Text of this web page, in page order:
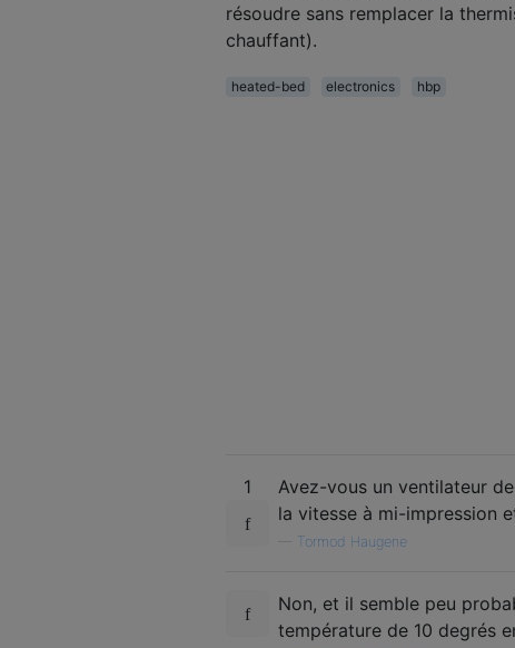
résoudre sans remplacer la
chauffant).
heated-bed electronics hbp
1
Avez-vous un ventilateur
la vitesse à mi-impression
Tormod Haugene
Non, et il semble peu
température de 10 degrés